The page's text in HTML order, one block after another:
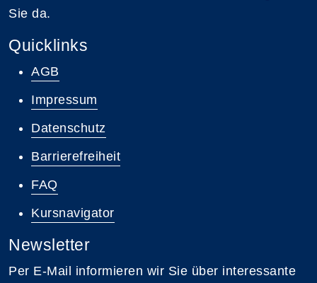
Sie da.
Quicklinks
AGB
Impressum
Datenschutz
Barrierefreiheit
FAQ
Kursnavigator
Newsletter
Per E-Mail informieren wir Sie über interessante